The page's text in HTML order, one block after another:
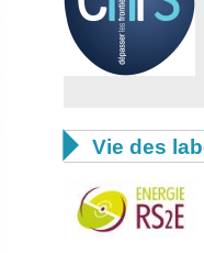
 Vie des